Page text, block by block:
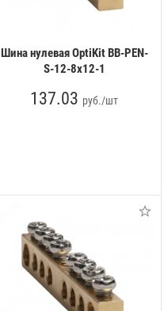
Шина нулевая OptiKit BB-PEN-
S-12-8х12-1
137.03 руб./шт